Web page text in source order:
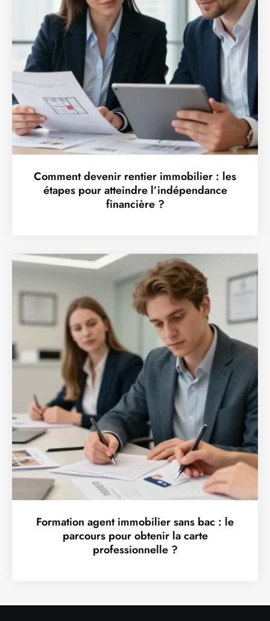
Comment devenir rentier immobilier : les
étapes pour atteindre l’indépendance
financière ?
Formation agent immobilier sans bac : le
parcours pour obtenir la carte
professionnelle ?